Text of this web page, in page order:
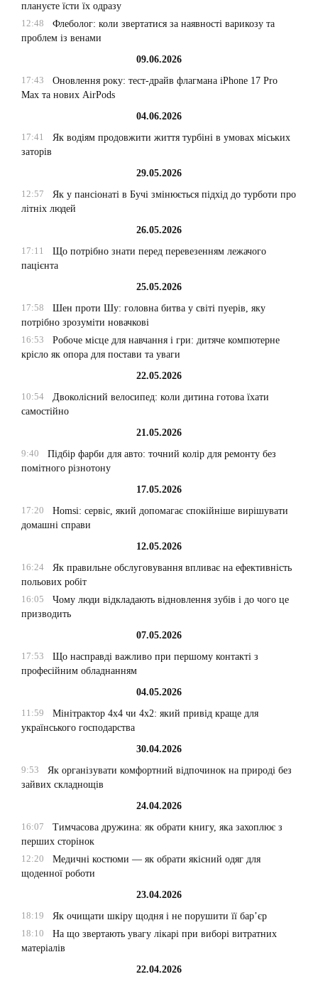
плануєте їсти їх одразу
12:48
Флеболог: коли звертатися за наявності варикозу та
проблем із венами
09.06.2026
17:43
Оновлення року: тест-драйв флагмана iPhone 17 Pro
Max та нових AirPods
04.06.2026
17:41
Як водіям продовжити життя турбіні в умовах міських
заторів
29.05.2026
12:57
Як у пансіонаті в Бучі змінюється підхід до турботи про
літніх людей
26.05.2026
17:11
Що потрібно знати перед перевезенням лежачого
пацієнта
25.05.2026
17:58
Шен проти Шу: головна битва у світі пуерів, яку
потрібно зрозуміти новачкові
16:53
Робоче місце для навчання і гри: дитяче компютерне
крісло як опора для постави та уваги
22.05.2026
10:54
Двоколісний велосипед: коли дитина готова їхати
самостійно
21.05.2026
9:40
Підбір фарби для авто: точний колір для ремонту без
помітного різнотону
17.05.2026
17:20
Homsi: сервіс, який допомагає спокійніше вирішувати
домашні справи
12.05.2026
16:24
Як правильне обслуговування впливає на ефективність
польових робіт
16:05
Чому люди відкладають відновлення зубів і до чого це
призводить
07.05.2026
17:53
Що насправді важливо при першому контакті з
професійним обладнанням
04.05.2026
11:59
Мінітрактор 4х4 чи 4х2: який привід краще для
українського господарства
30.04.2026
9:53
Як організувати комфортний відпочинок на природі без
зайвих складнощів
24.04.2026
16:07
Тимчасова дружина: як обрати книгу, яка захоплює з
перших сторінок
12:20
Медичні костюми — як обрати якісний одяг для
щоденної роботи
23.04.2026
18:19
Як очищати шкіру щодня і не порушити її бар’єр
18:10
На що звертають увагу лікарі при виборі витратних
матеріалів
22.04.2026